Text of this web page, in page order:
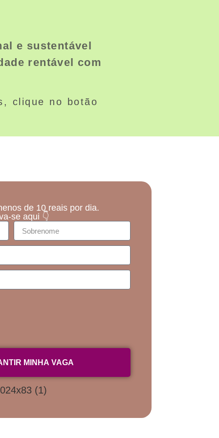
e sustentável
rentável com
clique no botão
de 10 reais por dia.
se aqui 👇
MINHA VAGA